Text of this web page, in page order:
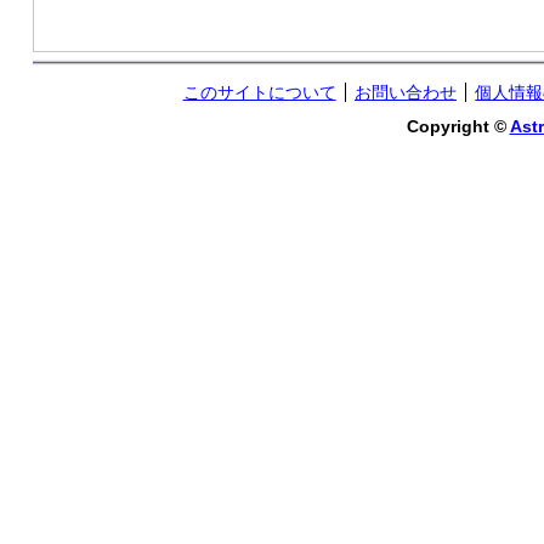
このサイトについて お問い合わせ
個人情
Copyright ©